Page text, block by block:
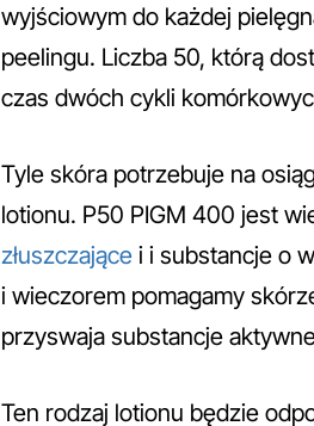
wyjściowym do każdej
peelingu. Liczba 50, którą
czas dwóch cykli
Tyle skóra potrzebuje na
lotionu. P50 PIGM 400 jest
złuszczające i i substancje o
i wieczorem pomagamy
przyswaja substancje
Ten rodzaj lotionu będzie